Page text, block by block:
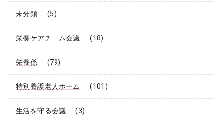
未分類 (5)
栄養ケアチーム会議 (18)
栄養係 (79)
特別養護老人ホーム (101)
生活を守る会議 (3)